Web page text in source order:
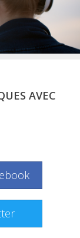
AVEC